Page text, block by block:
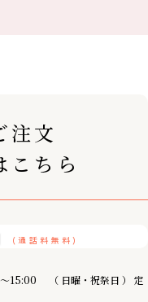
注文
こちら
(通話料無料)
15:00 （ 日曜・祝祭日 ） 定